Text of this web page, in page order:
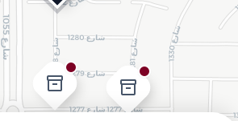
inventory_2
inventory_2